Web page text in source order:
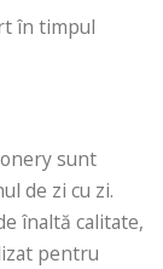
în timpul
sunt
de zi cu zi.
înaltă calitate,
pentru